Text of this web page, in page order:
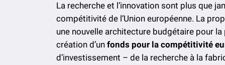
La recherche et l’innovation sont plus que
compétitivité de l’Union européenne. La
une nouvelle architecture budgétaire pour
création d’un fonds pour la compétitivité
d’investissement – de la recherche à la